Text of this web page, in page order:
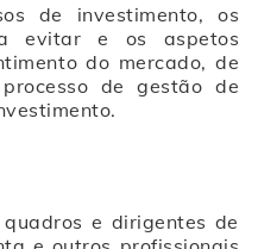
de investimento, os
evitar e os aspetos
do mercado, de
de gestão de
e dirigentes de